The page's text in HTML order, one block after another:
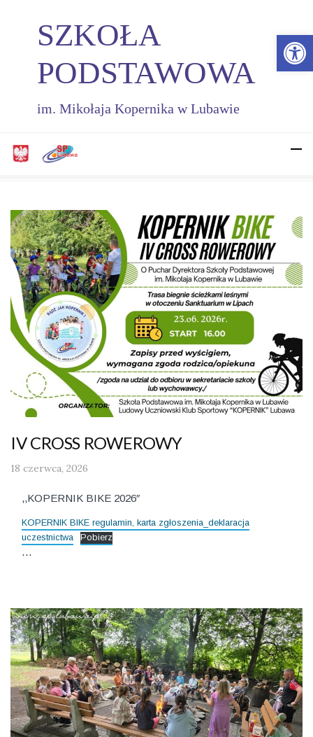
SZKOŁA
PODSTAWOWA
im. Mikołaja Kopernika w Lubawie
IV CROSS ROWEROWY
18 czerwca, 2026
,,KOPERNIK BIKE 2026″
KOPERNIK BIKE regulamin, karta zgłoszenia_deklaracja
uczestnictwa
Pobierz
…